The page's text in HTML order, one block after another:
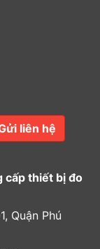
liên hệ
cấp thiết bị đo
Quận Phú